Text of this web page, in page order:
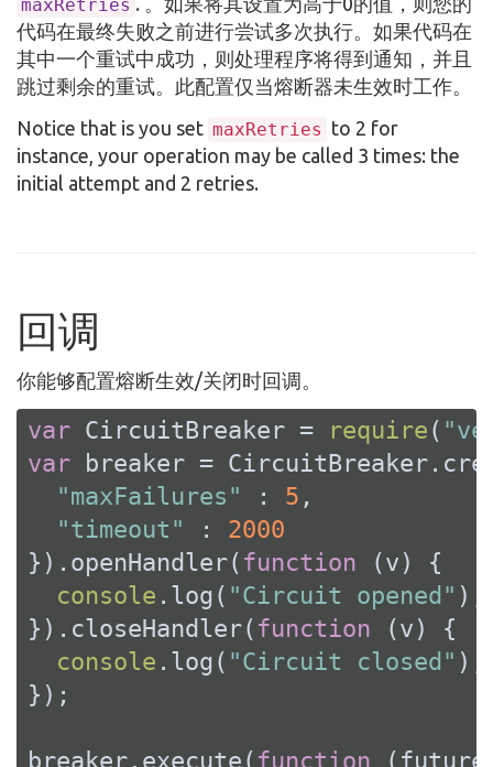
maxRetries
代码在最终失败之前进行尝试多次执行。如果代码在
其中一个重试中成功，则处理程序将得到通知，并且
跳过剩余的重试。此配置仅当熔断器未生效时工作。
Notice that is you set maxRetries to 2 for
instance, your operation may be called 3 times: the
initial attempt and 2 retries.
回调
你能够配置熔断生效/关闭时回调。
var CircuitBreaker = require (
var breaker =
"maxFailures"
: 5 ,
"timeout"
: 2000
}).openHandler( function (v ) {
console .log( "Circuit opened" );
}).closeHandler( function (v ) {
console .log( "Circuit closed" );
});
breaker.execute( function ( future